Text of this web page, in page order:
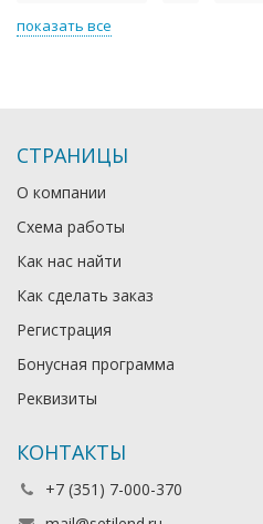
показать все
СТРАНИЦЫ
О компании
Схема работы
Как нас найти
Как сделать заказ
Регистрация
Бонусная программа
Реквизиты
КОНТАКТЫ
+7 (351) 7-000-370